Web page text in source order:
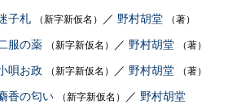
子札 （新字新仮名） ／ 野村胡堂 （著）
服の薬 （新字新仮名） ／ 野村胡堂 （著）
唄お政 （新字新仮名） ／ 野村胡堂 （著）
香の匂い （新字新仮名） ／ 野村胡堂